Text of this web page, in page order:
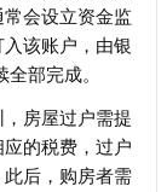
会设立资金监
该账户，由银
部完成。
房屋过户需提
的税费，过户
后，购房者需